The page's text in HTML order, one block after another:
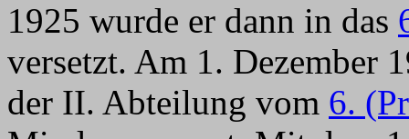
1925 wurde er dann in das
versetzt. Am 1. Dezember
der II. Abteilung vom 6.